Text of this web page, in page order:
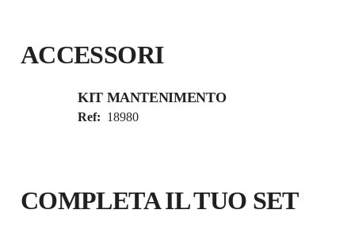
ACCESSORI
KIT MANTENIMENTO
Ref: 18980
COMPLETA IL TUO SET